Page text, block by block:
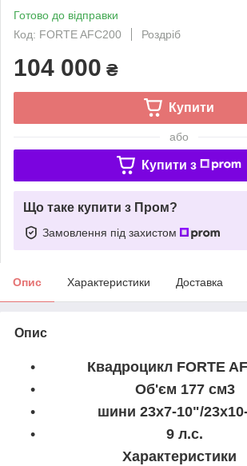
Готово до відправки
Код: FORTE AFC200
Роздріб
104 000 ₴
Купити
або
Купити з
Що таке купити з Пром?
Замовлення під захистом
Опис Характеристики Доставка
Опис
Квадроцикл FORTE
Об'єм 177 см3
шини 23x7-10"/
9 л.с.
Характеристики